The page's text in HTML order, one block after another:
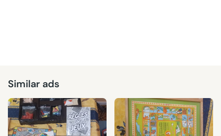
Similar ads